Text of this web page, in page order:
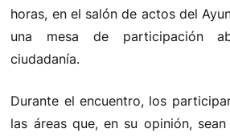
horas, en el salón de actos del
una mesa de participación
ciudadanía.
Durante el encuentro, los
las áreas que, en su opinión,